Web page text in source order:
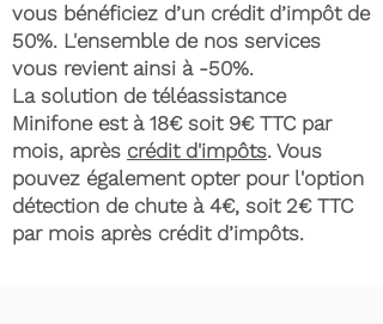
vous bénéficiez d’un crédit d’impôt de
50%. L'ensemble de nos services
vous revient ainsi à -50%.
La solution de téléassistance
Minifone est à 18€ soit 9€ TTC par
mois, après crédit d'impôts. Vous
pouvez également opter pour l'option
détection de chute à 4€, soit 2€ TTC
par mois après crédit d’impôts.